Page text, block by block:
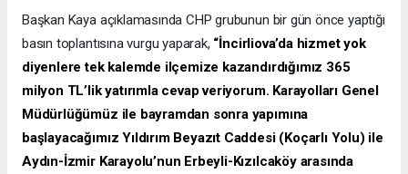
Başkan Kaya açıklamasında CHP grubunun bir gün önce yaptığı
basın toplantısına vurgu yaparak, “İncirliova’da hizmet yok
diyenlere tek kalemde ilçemize kazandırdığımız 365
milyon TL’lik yatırımla cevap veriyorum. Karayolları Genel
Müdürlüğümüz ile bayramdan sonra yapımına
başlayacağımız Yıldırım Beyazıt Caddesi (Koçarlı Yolu) ile
Aydın-İzmir Karayolu’nun Erbeyli-Kızılcaköy arasında